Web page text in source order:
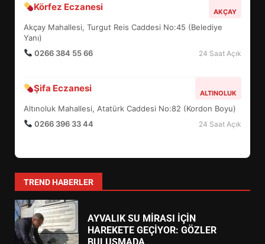
Körfez Eczanesi AKÇAY
Akçay Mahallesi, Turgut Reis Caddesi No:45 (Belediye
Yanı)
0266 384 55 66
24 Saat Açık
Şifa Eczanesi ALTINOLUK
Altınoluk Mahallesi, Atatürk Caddesi No:82 (Kordon Boyu)
0266 396 33 44
24 Saat Açık
TREND HABERLER
6
TURNUVASI KAYITLARI NEYİ
7
YENİ YÖNETİM NASIL
ŞEKİLLENDİ?
1
HAREKETE GEÇİYOR: GÖZLER
ESA 2026’DA TÜRK BAHARATI
NEYİ TEMSİL ETTİ?